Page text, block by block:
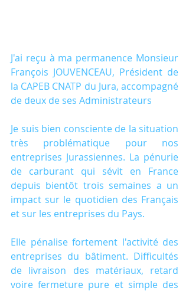
J'ai reçu à ma permanence Monsieur
François JOUVENCEAU, Président de
la CAPEB CNATP du Jura, accompagné
de deux de ses Administrateurs
Je suis bien consciente de la situation
très problématique pour nos
entreprises Jurassiennes. La pénurie
de carburant qui sévit en France
depuis bientôt trois semaines a un
impact sur le quotidien des Français
et sur les entreprises du Pays.
Elle pénalise fortement l'activité des
entreprises du bâtiment. Difficultés
de livraison des matériaux, retard
voire fermeture pure et simple des